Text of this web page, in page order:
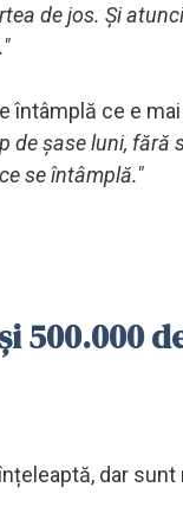
de jos. Și
întâmplă ce e mai
de șase luni, fără
se întâmplă."
500.000
dar